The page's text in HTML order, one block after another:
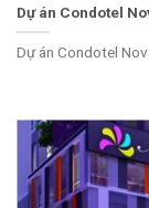
Dự án Condotel
Dự án Condotel